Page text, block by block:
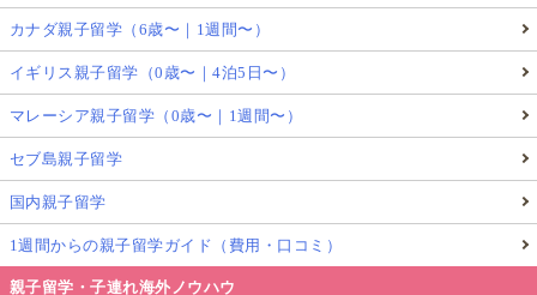
カナダ親子留学（6歳〜｜1週間〜）
イギリス親子留学（0歳〜｜4泊5日〜）
マレーシア親子留学（0歳〜｜1週間〜）
セブ島親子留学
国内親子留学
1週間からの親子留学ガイド（費用・口コミ）
親子留学・子連れ海外ノウハウ